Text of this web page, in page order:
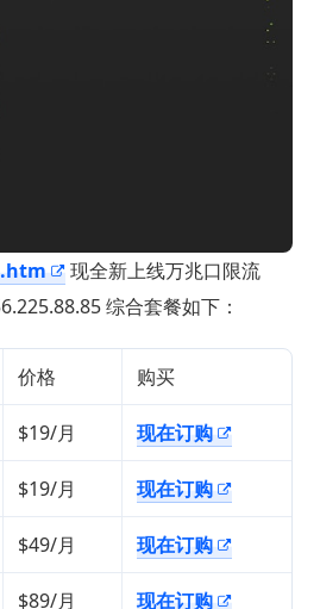
现全新上线万兆口限流
综合套餐如下：
价格 购买
$19/月 现在订购
$19/月 现在订购
$49/月 现在订购
$89/月 现在订购